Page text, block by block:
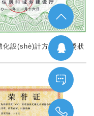
設(shè)計方案競賽獎狀
Tell：